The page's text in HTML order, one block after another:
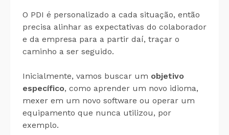
O PDI é personalizado a cada situação, então
precisa alinhar as expectativas do colaborador
e da empresa para a partir daí, traçar o
caminho a ser seguido.
Inicialmente, vamos buscar um objetivo
específico, como aprender um novo idioma,
mexer em um novo software ou operar um
equipamento que nunca utilizou, por
exemplo.